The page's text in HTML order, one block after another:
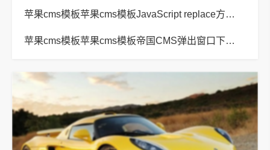
苹果cms模板苹果cms模板JavaScript replace方法替换字符串空格方法
苹果cms模板苹果cms模板帝国CMS弹出窗口下载方式改为点击链接直接下载教程